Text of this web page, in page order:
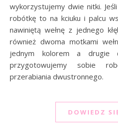
wykorzystujemy dwie nitki.
robótkę to na kciuku i palcu
nawiniętą wełnę z jednego
również dwoma motkami
jednym kolorem a drugie
przygotowujemy sobie
przerabiania dwustronnego.
DOWIEDZ